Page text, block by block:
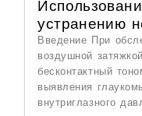
устранению
Введение При
воздушной
бесконтактный
выявления
внутриглазного